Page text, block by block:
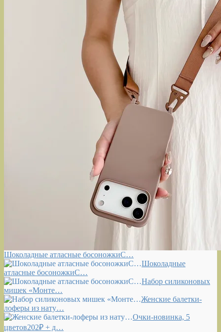
Шоколадные атласные босоножкиС…
Шоколадные
атласные босоножкиС…
Набор силиконовых
мишек «Монте…
Женские балетки-
лоферы из нату…
Очки-новинка, 5
цветов202₽ + д…